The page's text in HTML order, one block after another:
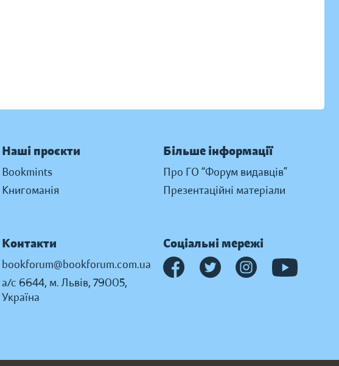
Наші проєкти
Bookmints
Книгоманія
Більше інформації
Про ГО “Форум видавців”
Презентаційні матеріали
Контакти
bookforum@bookforum.com.ua
а/с 6644, м. Львів, 79005,
Україна
Соціальні мережі